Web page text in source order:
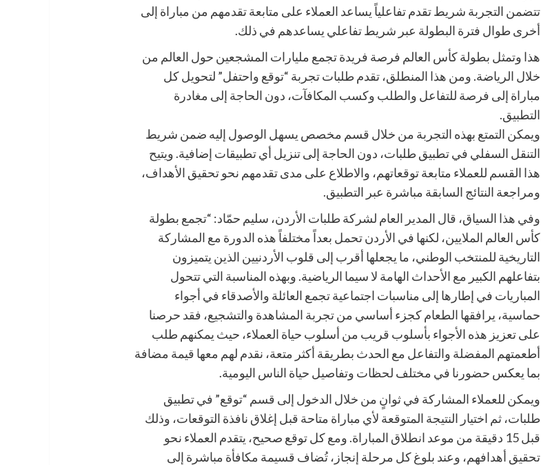
تتضمن التجربة شريط تقدم تفاعلياً يساعد العملاء على متابعة تقدمهم من مباراة إلى
أخرى طوال فترة البطولة عبر شريط تفاعلي يساعدهم في ذلك.
هذا وتمثل بطولة كأس العالم فرصة فريدة تجمع مليارات المشجعين حول العالم من
خلال الرياضة. ومن هذا المنطلق، تقدم طلبات تجربة “توقع واحتفل” لتحويل كل
مباراة إلى فرصة للتفاعل والطلب وكسب المكافآت، دون الحاجة إلى مغادرة
التطبيق.
ويمكن التمتع بهذه التجربة من خلال قسم مخصص يسهل الوصول إليه ضمن شريط
التنقل السفلي في تطبيق طلبات، دون الحاجة إلى تنزيل أي تطبيقات إضافية. ويتيح
هذا القسم للعملاء متابعة توقعاتهم، والاطلاع على مدى تقدمهم نحو تحقيق الأهداف،
ومراجعة النتائج السابقة مباشرة عبر التطبيق.
وفي هذا السياق، قال المدير العام لشركة طلبات الأردن، سليم حمّاد: “تجمع بطولة
كأس العالم الملايين، لكنها في الأردن تحمل بعداً مختلفاً هذه الدورة مع المشاركة
التاريخية للمنتخب الوطني، ما يجعلها أقرب إلى قلوب الأردنيين الذين يتميزون
بتفاعلهم الكبير مع الأحداث الهامة لا سيما الرياضية. وبهذه المناسبة التي تتحول
المباريات في إطارها إلى مناسبات اجتماعية تجمع العائلة والأصدقاء في أجواء
حماسية، يرافقها الطعام كجزء أساسي من تجربة المشاهدة والتشجيع، فقد حرصنا
على تعزيز هذه الأجواء بأسلوب قريب من أسلوب حياة العملاء، حيث يمكنهم طلب
أطعمتهم المفضلة والتفاعل مع الحدث بطريقة أكثر متعة، نقدم لهم معها قيمة مضافة
بما يعكس حضورنا في مختلف لحظات وتفاصيل حياة الناس اليومية.
ويمكن للعملاء المشاركة في ثوانٍ من خلال الدخول إلى قسم “توقع” في تطبيق
طلبات، ثم اختيار النتيجة المتوقعة لأي مباراة متاحة قبل إغلاق نافذة التوقعات، وذلك
قبل 15 دقيقة من موعد انطلاق المباراة. ومع كل توقع صحيح، يتقدم العملاء نحو
تحقيق أهدافهم، وعند بلوغ كل مرحلة إنجاز، تُضاف قسيمة مكافأة مباشرة إلى